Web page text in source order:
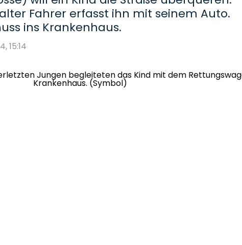
Fahrer erfasst ihn mit seinem Auto.
ins Krankenhaus.
15:14